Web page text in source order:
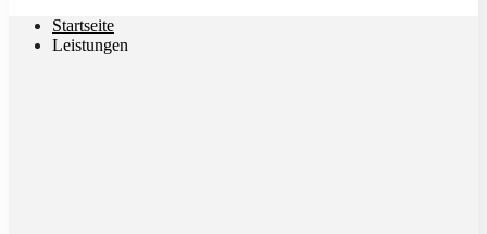
Startseite
Leistungen